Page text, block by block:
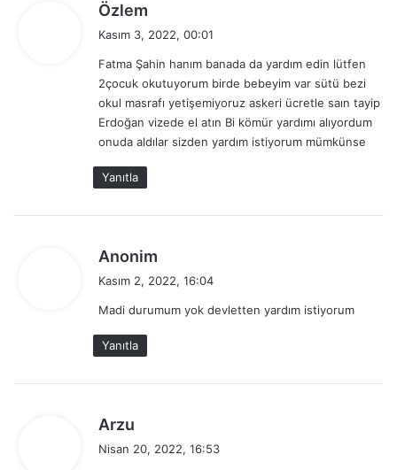
Özlem
i
k
i
:
Kasım 3, 2022, 00:01
Fatma Şahin hanım banada da yardım edin lütfen
2çocuk okutuyorum birde bebeyim var sütü bezi
okul masrafı yetişemiyoruz askeri ücretle saın tayip
Erdoğan vizede el atın Bi kömür yardımı alıyordum
onuda aldılar sizden yardım istiyorum mümkünse
Yanıtla
Anonim
i
Kasım 2, 2022, 16:04
Madi durumum yok devletten yardım istiyorum
Yanıtla
Arzu
Nisan 20, 2022, 16:53